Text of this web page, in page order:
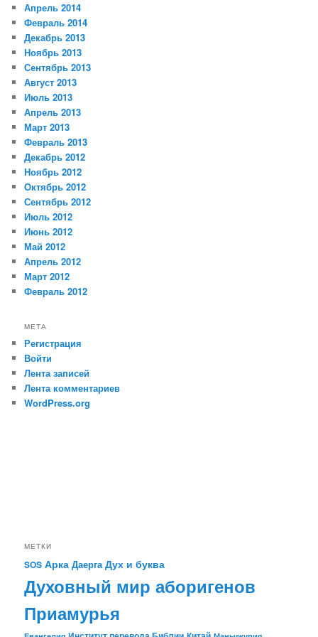
Апрель 2014
Февраль 2014
Декабрь 2013
Ноябрь 2013
Сентябрь 2013
Август 2013
Июль 2013
Апрель 2013
Март 2013
Февраль 2013
Декабрь 2012
Ноябрь 2012
Октябрь 2012
Сентябрь 2012
Июль 2012
Июнь 2012
Май 2012
Апрель 2012
Март 2012
Февраль 2012
МЕТА
Регистрация
Войти
Лента записей
Лента комментариев
WordPress.org
МЕТКИ
SOS Арка Даерга Дух и буква
Духовный мир аборигенов
Приамурья